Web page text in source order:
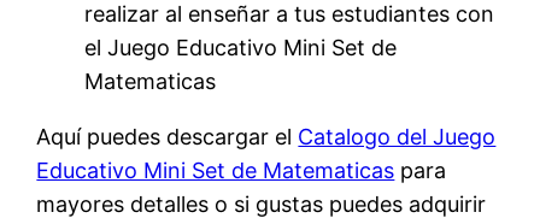
realizar al enseñar a tus estudiantes con
el Juego Educativo Mini Set de
Matematicas
Aquí puedes descargar el Catalogo del Juego
Educativo Mini Set de Matematicas para
mayores detalles o si gustas puedes adquirir